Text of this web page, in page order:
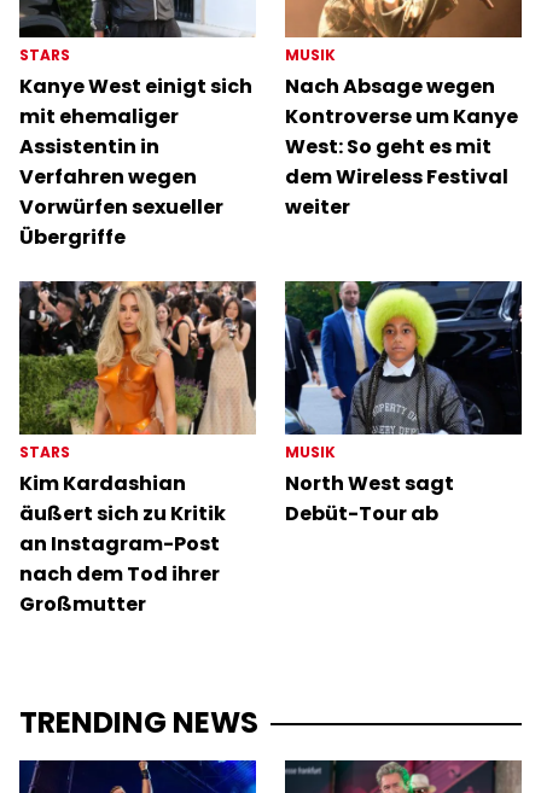
STARS
Kanye West einigt sich
mit ehemaliger
Assistentin in
Verfahren wegen
Vorwürfen sexueller
Übergriffe
MUSIK
Nach Absage wegen
Kontroverse um Kanye
West: So geht es mit
dem Wireless Festival
weiter
STARS
Kim Kardashian
äußert sich zu Kritik
an Instagram-Post
nach dem Tod ihrer
Großmutter
MUSIK
North West sagt
Debüt-Tour ab
TRENDING NEWS